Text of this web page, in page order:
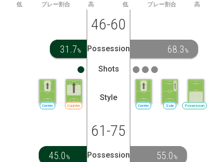
低 プレー割合 高 低 プレー割合 高
46-60
31.7% Possession 68.3 %
Shots
Counter
Center
Style
Center Side Possession
61-75
45.0 % Possession 55.0 %